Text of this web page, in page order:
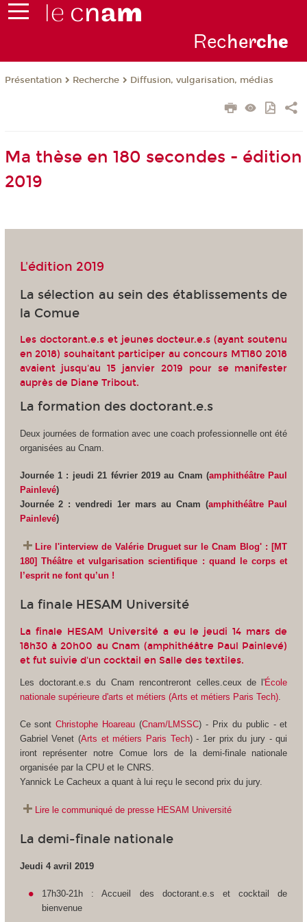
Recherche
Présentation Recherche Diffusion, vulgarisation, médias
Ma thèse en 180 secondes - édition
2019
L'édition 2019
La sélection au sein des établissements de
la Comue
Les doctorant.e.s et jeunes docteur.e.s (ayant soutenu
en 2018) souhaitant participer au concours MT180 2018
avaient jusqu'au 15 janvier 2019 pour se manifester
auprès de Diane Tribout.
La formation des doctorant.e.s
Deux journées de formation avec une coach professionnelle ont été
organisées au Cnam.
Journée 1 : jeudi 21 février 2019 au Cnam (amphithéâtre Paul
Painlevé)
Journée 2 : vendredi 1er mars au Cnam (amphithéâtre Paul
Painlevé)
Lire l'interview de Valérie Druguet sur le Cnam Blog' : [MT
180] Théâtre et vulgarisation scientifique : quand le corps et
l’esprit ne font qu’un !
La finale HESAM Université
La finale HESAM Université a eu le jeudi 14 mars de
18h30 à 20h00 au Cnam (amphithéâtre Paul Painlevé)
et fut suivie d'un cocktail en Salle des textiles.
Les doctorant.e.s du Cnam rencontreront celles.ceux de l'École
nationale supérieure d'arts et métiers (Arts et métiers Paris Tech).
Ce sontChristophe Hoareau (Cnam/LMSSC) - Prix du public - et
Gabriel Venet (Arts et métiers Paris Tech) - 1er prix du jury - qui
iront représenter notre Comue lors de la demi-finale nationale
organisée par la CPU et le CNRS.
Yannick Le Cacheux a quant à lui reçu le second prix du jury.
Lire le communiqué de presse HESAM Université
La demi-finale nationale
Jeudi 4 avril 2019
17h30-21h : Accueil des doctorant.e.s et cocktail de
bienvenue